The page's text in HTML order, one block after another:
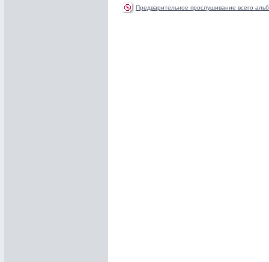
Предварительное прослушивание всего